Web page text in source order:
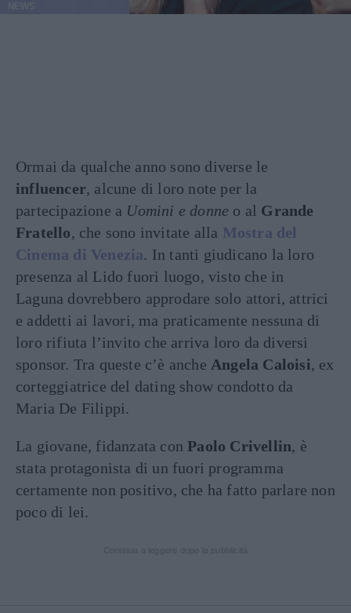
Ormai da qualche anno sono diverse le
influencer, alcune di loro note per la
partecipazione a Uomini e donne o al Grande
Fratello, che sono invitate alla Mostra del
Cinema di Venezia. In tanti giudicano la loro
presenza al Lido fuori luogo, visto che in
Laguna dovrebbero approdare solo attori, attrici
e addetti ai lavori, ma praticamente nessuna di
loro rifiuta l’invito che arriva loro da diversi
sponsor. Tra queste c’è anche Angela Caloisi, ex
corteggiatrice del dating show condotto da
Maria De Filippi.
La giovane, fidanzata con Paolo Crivellin, è
stata protagonista di un fuori programma
certamente non positivo, che ha fatto parlare non
poco di lei.